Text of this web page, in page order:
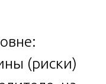
(риски)